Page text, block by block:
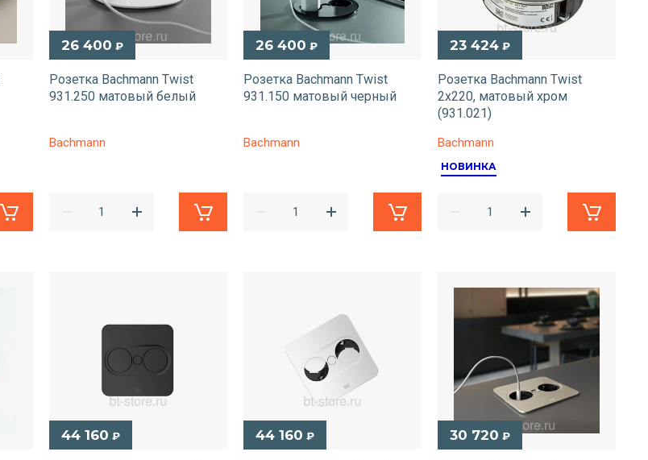
26 400 ₽
Розетка Bachmann Twist
931.250 матовый белый
Bachmann
26 400 ₽
Розетка Bachmann Twist
931.150 матовый черный
Bachmann
23 424 ₽
Розетка Bachmann Twist
2х220, матовый хром
(931.021)
Bachmann
НОВИНКА
44 160 ₽ 44 160 ₽ 30 720 ₽